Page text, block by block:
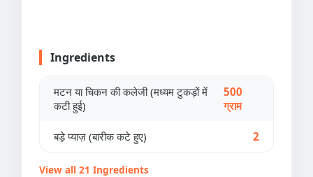
Ingredients
मटन या चिकन की कलेजी (मध्यम टुकड़ों में
कटी हुई)
500
ग्राम
बड़े प्याज़ (बारीक कटे हुए) 2
View all 21 Ingredients